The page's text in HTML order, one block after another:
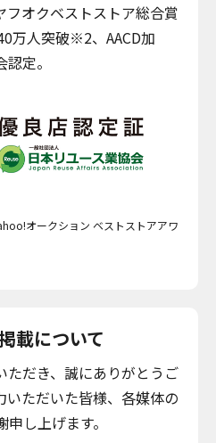
フオクベストストア総合賞
万人突破※2、AACD加
定。
オークション ベストストアアワ
載について
ただき、誠にありがとうご
いただいた皆様、各媒体の
し上げます。